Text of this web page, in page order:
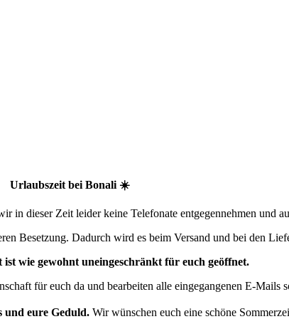
Urlaubszeit bei Bonali ☀️
in dieser Zeit leider keine Telefonate entgegennehmen und
Besetzung. Dadurch wird es beim Versand und bei den
ist wie gewohnt uneingeschränkt für euch geöffnet.
für euch da und bearbeiten alle eingegangenen E-Mails
und eure Geduld.Wir wünschen euch eine schöne